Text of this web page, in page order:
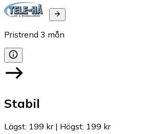
Pristrend 3 mån
Stabil
Lägst: 199 kr| Högst: 199 kr